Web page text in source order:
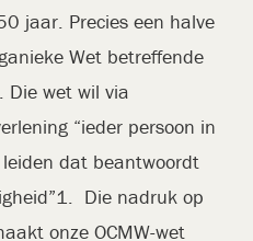
jaar. Precies een halve
Wet betreffende
Die wet wil via
“ieder persoon in
dat beantwoordt
Die nadruk op
onze OCMW-wet